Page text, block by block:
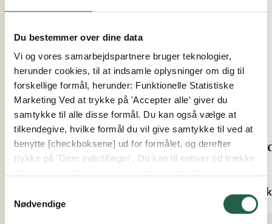
Du bestemmer over dine data
Vi og vores samarbejdspartnere bruger teknologier,
herunder cookies, til at indsamle oplysninger om dig til
forskellige formål, herunder: Funktionelle Statistiske
Marketing Ved at trykke på 'Accepter alle' giver du
samtykke til alle disse formål. Du kan også vælge at
tilkendegive, hvilke formål du vil give samtykke til ved at
benytte [checkboksene] ud for formålet, og derefter
trykke på 'Gem indstillinger'. Du kan til enhver tid trække
mere om vores brug af cookies og andre teknologier,
Nødvendige
Kustgården Havmineral
Fra Fra
47